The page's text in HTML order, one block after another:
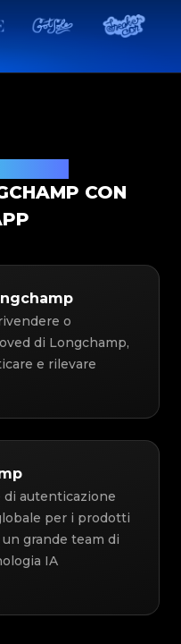
CON
o
di Longchamp,
e rilevare
di autenticazione
per i prodotti
grande team di
IA